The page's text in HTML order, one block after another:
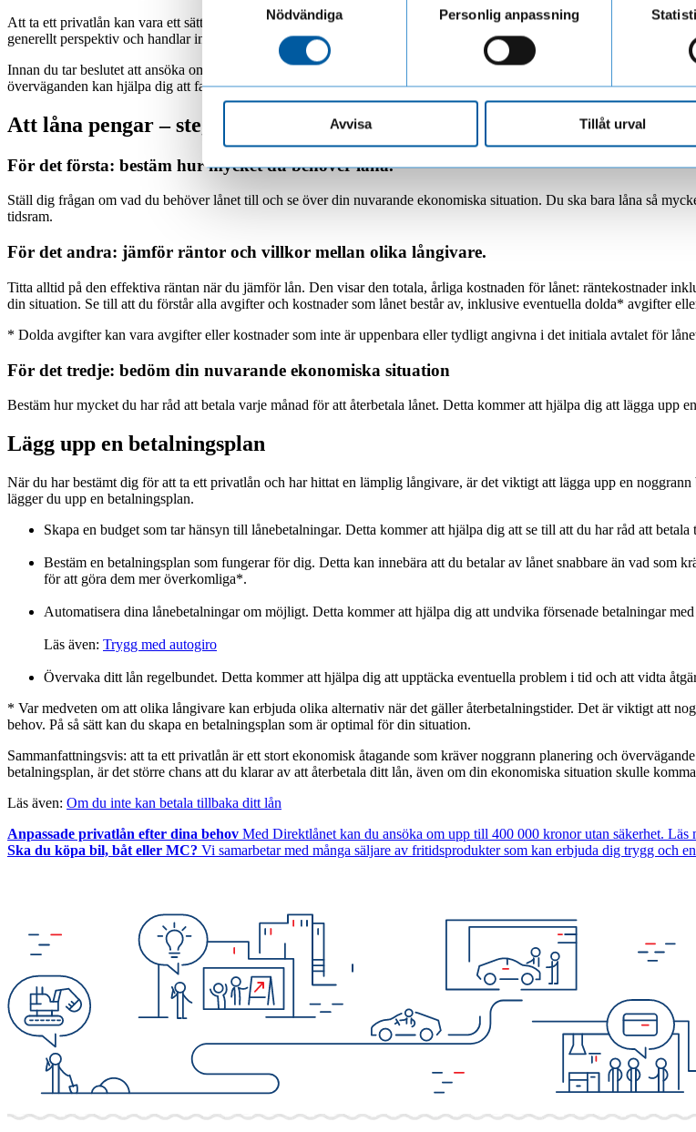
Nödvändiga
Personlig anpassning
Avvisa Tillåt urval
Att ta ett privatlån kan vara ett sätt att finansiera stora inköp eller investeringar, men det är också ett stort ekonomisk
generellt perspektiv och handlar inte om våra lån.
Innan du tar beslutet att ansöka om ett privatlån är det klokt att noggrant överväga flera aspekter och faktorer som kan
överväganden kan hjälpa dig att fatta ett informerat beslut om huruvida ett privatlån är rätt för just dig.
Att låna pengar – steg för steg
För det första: bestäm hur mycket du behöver låna.
Ställ dig frågan om vad du behöver lånet till och se över din nuvarande ekonomiska situation. Du ska bara låna så
tidsram.
För det andra: jämför räntor och villkor mellan olika långivare.
Titta alltid på den effektiva räntan när du jämför lån. Den visar den totala, årliga kostnaden för lånet: räntekostnader
din situation. Se till att du förstår alla avgifter och kostnader som lånet består av, inklusive eventuella dolda* avgifter
* Dolda avgifter kan vara avgifter eller kostnader som inte är uppenbara eller tydligt angivna i det initiala avtalet för
För det tredje: bedöm din nuvarande ekonomiska situation
Bestäm hur mycket du har råd att betala varje månad för att återbetala lånet. Detta kommer att hjälpa dig att lägga upp
Lägg upp en betalningsplan
När du har bestämt dig för att ta ett privatlån och har hittat en lämplig långivare, är det viktigt att lägga upp en
lägger du upp en betalningsplan.
Skapa en budget som tar hänsyn till lånebetalningar. Detta kommer att hjälpa dig att se till att du har råd att
Bestäm en betalningsplan som fungerar för dig. Detta kan innebära att du betalar av lånet snabbare än vad som
för att göra dem mer överkomliga*.
Automatisera dina lånebetalningar om möjligt. Detta kommer att hjälpa dig att undvika försenade betalningar
Läs även: Trygg med autogiro
Övervaka ditt lån regelbundet. Detta kommer att hjälpa dig att upptäcka eventuella problem i tid och att vidta
* Var medveten om att olika långivare kan erbjuda olika alternativ när det gäller återbetalningstider. Det är viktigt att
behov. På så sätt kan du skapa en betalningsplan som är optimal för din situation.
Sammanfattningsvis: att ta ett privatlån är ett stort ekonomisk åtagande som kräver noggrann planering och
betalningsplan, är det större chans att du klarar av att återbetala ditt lån, även om din ekonomiska situation skulle
Läs även: Om du inte kan betala tillbaka ditt lån
Anpassade privatlån efter dina behov Med Direktlånet kan du ansöka om upp till 400 000 kronor utan säkerhet. Läs
Ska du köpa bil, båt eller MC? Vi samarbetar med många säljare av fritidsprodukter som kan erbjuda dig trygg och